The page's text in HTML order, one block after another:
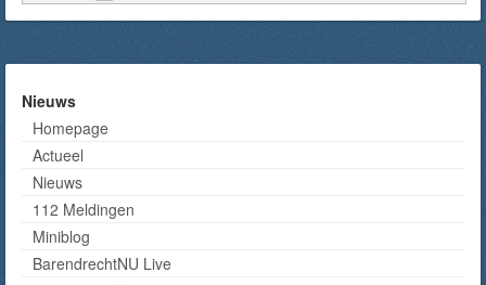
Nieuws
Homepage
Actueel
Nieuws
112 Meldingen
Miniblog
BarendrechtNU Live